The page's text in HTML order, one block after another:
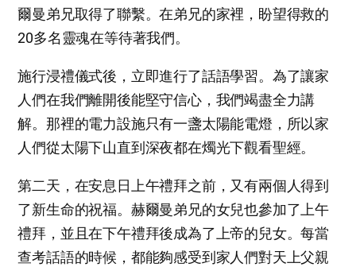
爾曼弟兄取得了聯繫。在弟兄的家裡，盼望得救的
20多名靈魂在等待著我們。
施行浸禮儀式後，立即進行了話語學習。為了讓家
人們在我們離開後能堅守信心，我們竭盡全力講
解。那裡的電力設施只有一盞太陽能電燈，所以家
人們從太陽下山直到深夜都在燭光下觀看聖經。
第二天，在安息日上午禮拜之前，又有兩個人得到
了新生命的祝福。赫爾曼弟兄的女兒也參加了上午
禮拜，並且在下午禮拜後成為了上帝的兒女。每當
查考話語的時候，都能夠感受到家人們對天上父親